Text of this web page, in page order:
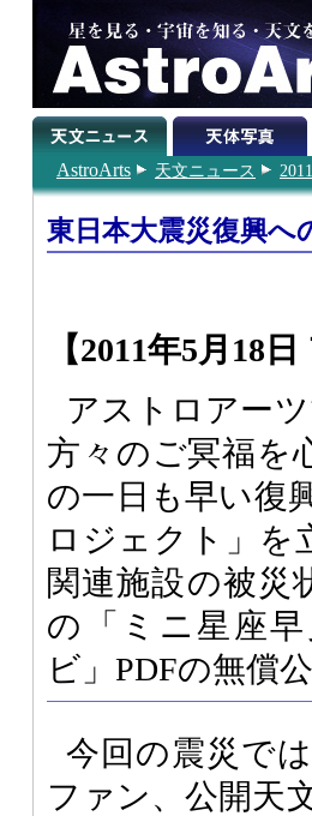
AstroArts 天文ニュース
東日本大震災復興へ
【2011年5月18
アストロアー
方々のご冥福を
の一日も早い復
ロジェクト」を
関連施設の被災
の「ミニ星座
ビ」PDFの無償
今回の震災で
ファン、公開天